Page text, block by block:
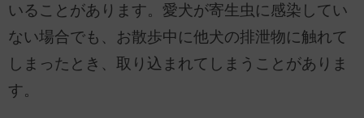
いることがあります。愛犬が寄生虫に感染してい
ない場合でも、お散歩中に他犬の排泄物に触れて
しまったとき、取り込まれてしまうことがありま
す。